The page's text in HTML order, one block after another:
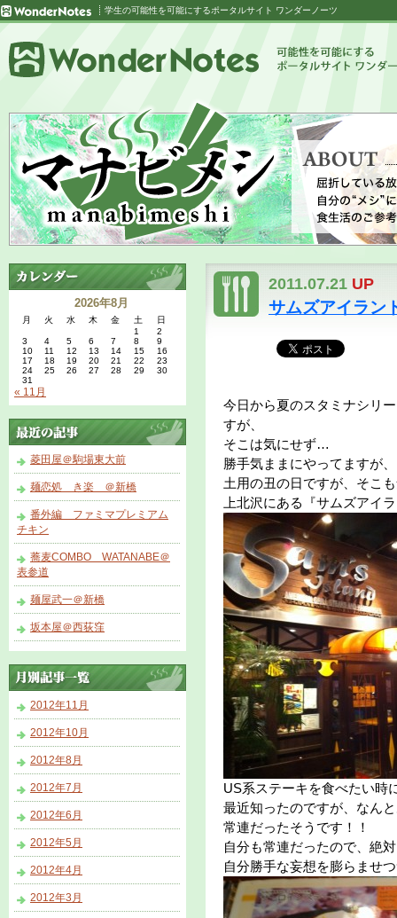
学生の可能性を可能にするポータルサイト ワンダーノーツ
2011.07.21 UP
サムズアイラン
今日から夏のスタミナシリ
すが、
そこは気にせず…
勝手気ままにやってますが
土用の丑の日ですが、そこ
上北沢にある『サムズアイ
US系ステーキを食べたい時
最近知ったのですが、なん
常連だったそうです！！
自分も常連だったので、絶
自分勝手な妄想を膨らませ
2026年8月
月 火 水 木 金 土
日
1
2
3
4 5 6 7 8
9
10
11 12 13 14 15
16
17
18 19 20 21 22
23
24
25 26 27 28 29
30
31
« 11月
菱田屋＠駒場東大前
麺恋処 き楽 ＠新橋
番外編 ファミマプレミアム
チキン
蕎麦COMBO WATANABE＠
表参道
麺屋武一＠新橋
坂本屋＠西荻窪
2012年11月
2012年10月
2012年8月
2012年7月
2012年6月
2012年5月
2012年4月
2012年3月